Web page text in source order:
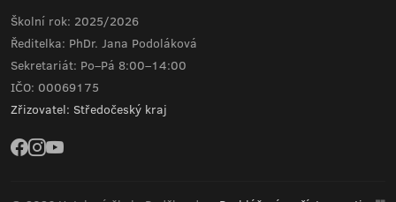
Školní rok: 2025/2026
Ředitelka: PhDr. Jana Podoláková
Sekretariát: Po–Pá 8:00–14:00
IČO: 00069175
Zřizovatel: Středočeský kraj